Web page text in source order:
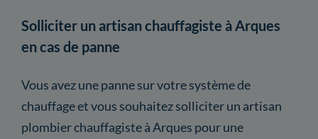
Solliciter un artisan chauffagiste à Arques
en cas de panne
Vous avez une panne sur votre système de
chauffage et vous souhaitez solliciter un artisan
plombier chauffagiste à Arques pour une